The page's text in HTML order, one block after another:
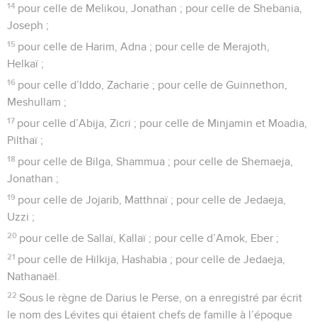
14 pour celle de Melikou, Jonathan ; pour celle de Shebania,
Joseph ;
15 pour celle de Harim, Adna ; pour celle de Merajoth,
Helkaï ;
16 pour celle d’Iddo, Zacharie ; pour celle de Guinnethon,
Meshullam ;
17 pour celle d’Abija, Zicri ; pour celle de Minjamin et Moadia,
Pilthaï ;
18 pour celle de Bilga, Shammua ; pour celle de Shemaeja,
Jonathan ;
19 pour celle de Jojarib, Matthnaï ; pour celle de Jedaeja,
Uzzi ;
20 pour celle de Sallaï, Kallaï ; pour celle d’Amok, Eber ;
21 pour celle de Hilkija, Hashabia ; pour celle de Jedaeja,
Nathanaël.
22 Sous le règne de Darius le Perse, on a enregistré par écrit
le nom des Lévites qui étaient chefs de famille à l’époque